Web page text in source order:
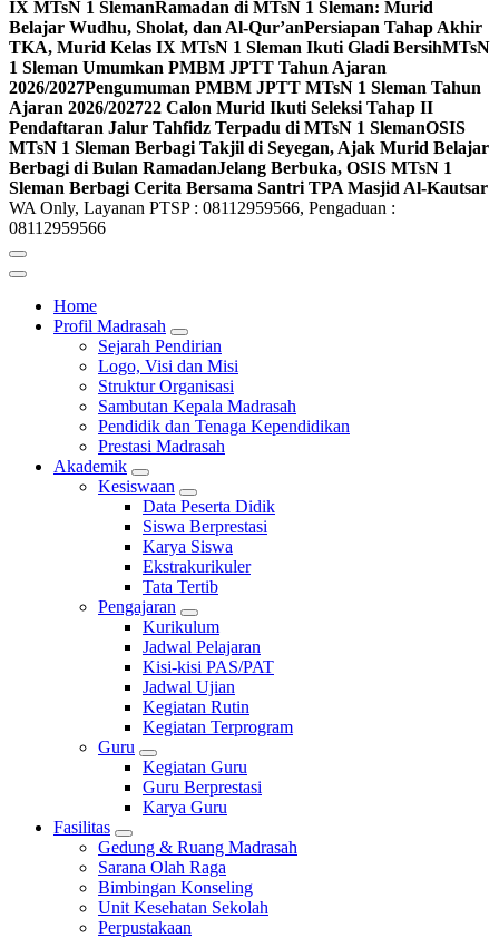
IX MTsN 1 SlemanRamadan di MTsN 1 Sleman: Murid
Belajar Wudhu, Sholat, dan Al-Qur’anPersiapan Tahap Akhir
TKA, Murid Kelas IX MTsN 1 Sleman Ikuti Gladi BersihMTsN
1 Sleman Umumkan PMBM JPTT Tahun Ajaran
2026/2027Pengumuman PMBM JPTT MTsN 1 Sleman Tahun
Ajaran 2026/202722 Calon Murid Ikuti Seleksi Tahap II
Pendaftaran Jalur Tahfidz Terpadu di MTsN 1 SlemanOSIS
MTsN 1 Sleman Berbagi Takjil di Seyegan, Ajak Murid Belajar
Berbagi di Bulan RamadanJelang Berbuka, OSIS MTsN 1
Sleman Berbagi Cerita Bersama Santri TPA Masjid Al-Kautsar
WA Only, Layanan PTSP : 08112959566, Pengaduan :
08112959566
Home
Profil Madrasah
Sejarah Pendirian
Logo, Visi dan Misi
Struktur Organisasi
Sambutan Kepala Madrasah
Pendidik dan Tenaga Kependidikan
Prestasi Madrasah
Akademik
Kesiswaan
Data Peserta Didik
Siswa Berprestasi
Karya Siswa
Ekstrakurikuler
Tata Tertib
Pengajaran
Kurikulum
Jadwal Pelajaran
Kisi-kisi PAS/PAT
Jadwal Ujian
Kegiatan Rutin
Kegiatan Terprogram
Guru
Kegiatan Guru
Guru Berprestasi
Karya Guru
Fasilitas
Gedung & Ruang Madrasah
Sarana Olah Raga
Bimbingan Konseling
Unit Kesehatan Sekolah
Perpustakaan